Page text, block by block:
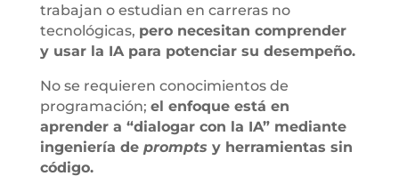
trabajan o estudian en carreras no
tecnológicas, pero necesitan comprender
y usar la IA para potenciar su desempeño.
No se requieren conocimientos de
programación; el enfoque está en
aprender a “dialogar con la IA” mediante
ingeniería deprompts y herramientas sin
código.